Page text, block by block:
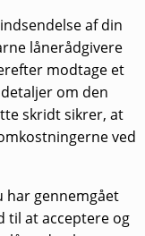
af din
lånerådgivere
modtage et
om den
skridt sikrer, at
ved
har gennemgået
til at acceptere og